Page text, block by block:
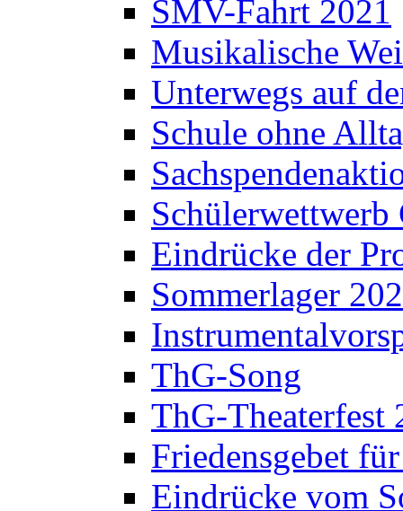
SMV-Fahrt 2021
Musikalische
Unterwegs auf
Schule ohne
Schülerwettwerb
Eindrücke der
Sommerlager
ThG-Song
ThG-Theaterfest
Friedensgebet
Eindrücke vom